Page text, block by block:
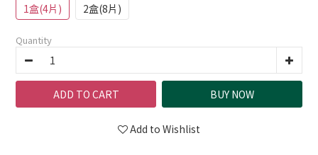
1盒(4片) 2盒(8片)
Quantity
ADD TO CART BUY NOW
Add to Wishlist